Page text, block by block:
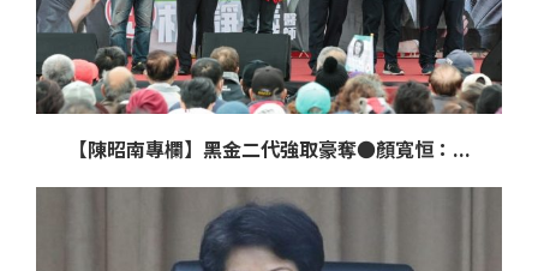
【陳昭南專欄】黑金二代強取豪奪●顏寬恒：...